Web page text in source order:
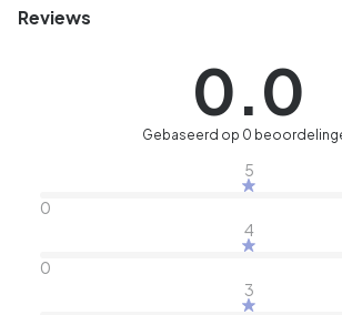
Reviews
0.0
Gebaseerd op 0
5
0
4
0
3